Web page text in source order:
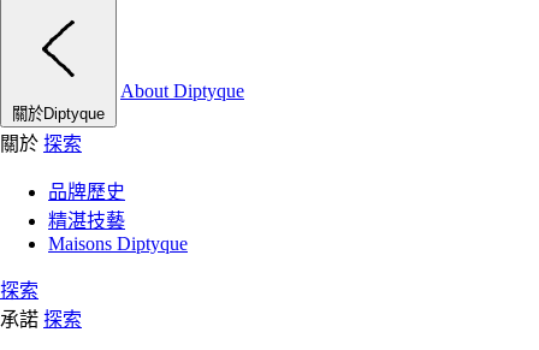
關於Diptyque
About Diptyque
關於 探索
品牌歷史
精湛技藝
Maisons Diptyque
探索
承諾 探索